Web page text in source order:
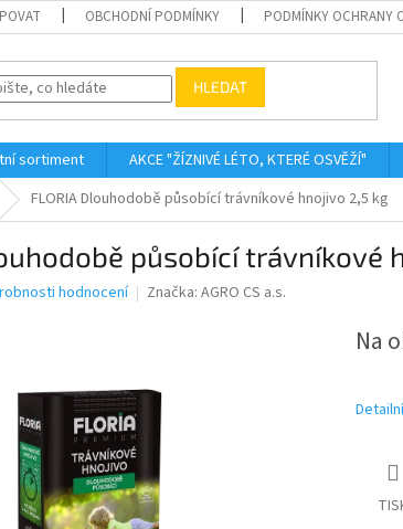
OBCHODNÍ PODMÍNKY PODMÍNKY OCHRANY
HLEDAT
sortiment AKCE "ŽÍZNIVÉ LÉTO, KTERÉ OSVĚŽÍ"
FLORIA Dlouhodobě působící trávníkové hnojivo 2,5 kg
působící trávníkové
hodnocení Značka: AGRO CS a.s.
Na